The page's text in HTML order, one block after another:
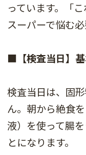
っています。「
スーパーで悩む
■【検査当日】
検査当日は、固
ん。朝から絶食
液）を使って腸
とになります。